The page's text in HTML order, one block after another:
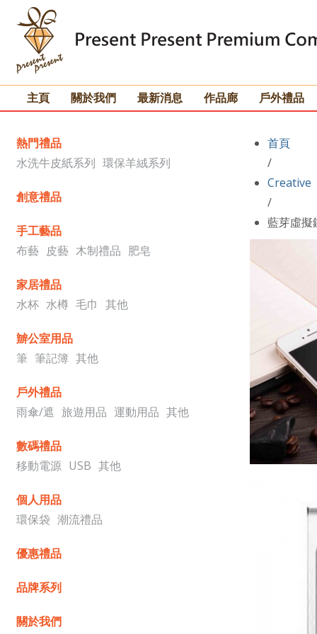
主頁 關於我們 最新消息 作品廊 戶外禮品
熱門禮品
水洗牛皮紙系列 環保羊絨系列
創意禮品
手工藝品
布藝 皮藝 木制禮品 肥皂
家居禮品
水杯 水樽 毛巾 其他
辧公室用品
筆 筆記簿 其他
戶外禮品
雨傘/遮 旅遊用品 運動用品 其他
數碼禮品
移動電源 USB 其他
個人用品
環保袋 潮流禮品
優惠禮品
品牌系列
關於我們
首頁
/
Creative
/
藍芽虛擬